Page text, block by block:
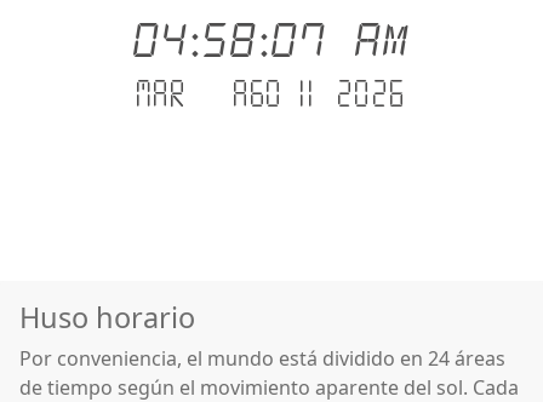
04:58:07 AM
mar. - ago 11 .2026
Huso horario
Por conveniencia, el mundo está dividido en 24 áreas
de tiempo según el movimiento aparente del sol. Cada